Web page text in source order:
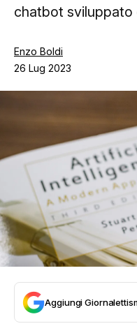
chatbot sviluppato
Enzo Boldi
26 Lug 2023
Aggiungi